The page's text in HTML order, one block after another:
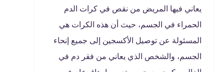
يعاني فيها المريض من نقص في كرات الدم
الحمراء في الجسم، حيث أن هذه الكرات هي
المسئولة عن توصيل الأكسجين إلى جميع إنحاء
الجسم، والشخص الذي يعاني من فقر دم في